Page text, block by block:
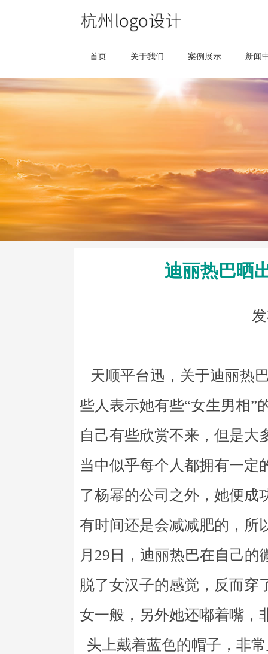
首页 关于我们 案例展示 新闻
迪丽热巴晒
天顺平台迅，关于迪丽热
些人表示她有些“女生男相”
自己有些欣赏不来，但是大
当中似乎每个人都拥有一定
了杨幂的公司之外，她便成
有时间还是会减减肥的，所
月29日，迪丽热巴在自己
脱了女汉子的感觉，反而穿
女一般，另外她还嘟着嘴，
头上戴着蓝色的帽子，非